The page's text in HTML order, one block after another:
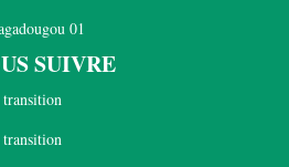
01
SUIVRE
transition
transition